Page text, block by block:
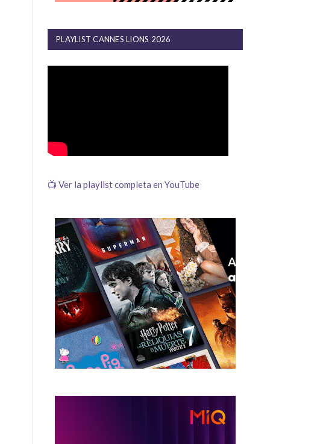
PLAYLIST CANNES LIONS 2026
📺 Ver la playlist completa en YouTube